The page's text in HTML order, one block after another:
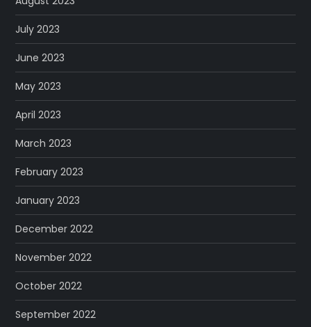
July 2023
June 2023
May 2023
April 2023
March 2023
February 2023
January 2023
December 2022
November 2022
October 2022
September 2022